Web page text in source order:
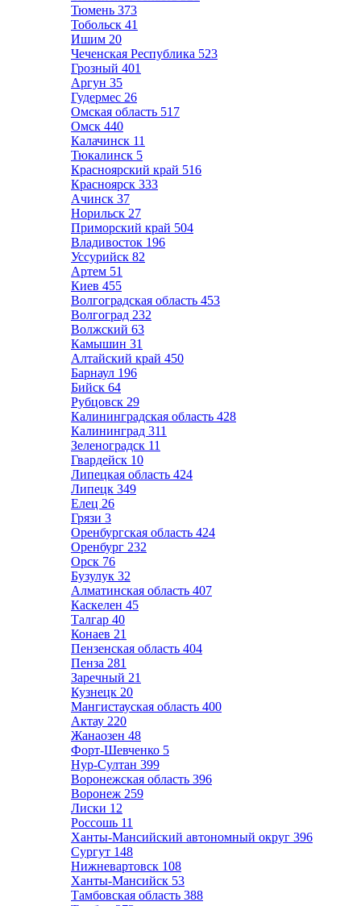
Тюмень 373
Тобольск 41
Ишим 20
Чеченская Республика 523
Грозный 401
Аргун 35
Гудермес 26
Омская область 517
Омск 440
Калачинск 11
Тюкалинск 5
Красноярский край 516
Красноярск 333
Ачинск 37
Норильск 27
Приморский край 504
Владивосток 196
Уссурийск 82
Артем 51
Киев 455
Волгоградская область 453
Волгоград 232
Волжский 63
Камышин 31
Алтайский край 450
Барнаул 196
Бийск 64
Рубцовск 29
Калининградская область 428
Калининград 311
Зеленоградск 11
Гвардейск 10
Липецкая область 424
Липецк 349
Елец 26
Грязи 3
Оренбургская область 424
Оренбург 232
Орск 76
Бузулук 32
Алматинская область 407
Каскелен 45
Талгар 40
Конаев 21
Пензенская область 404
Пенза 281
Заречный 21
Кузнецк 20
Мангистауская область 400
Актау 220
Жанаозен 48
Форт-Шевченко 5
Нур-Султан 399
Воронежская область 396
Воронеж 259
Лиски 12
Россошь 11
Ханты-Мансийский автономный округ 396
Сургут 148
Нижневартовск 108
Ханты-Мансийск 53
Тамбовская область 388